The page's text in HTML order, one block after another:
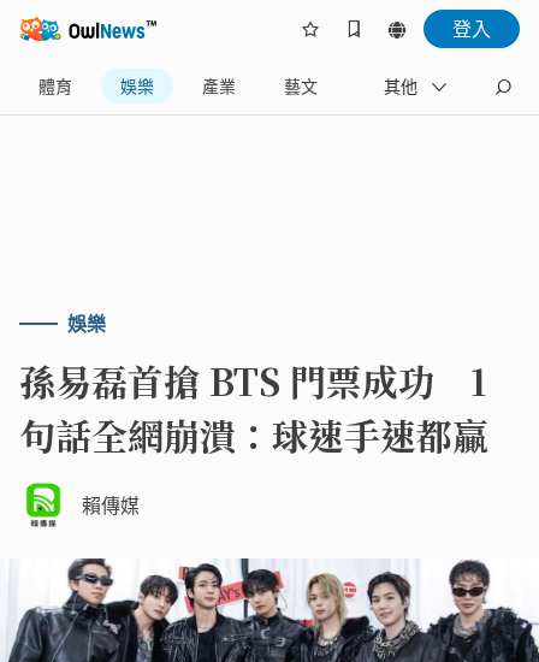
登入
體育 娛樂 產業 藝文 地方
其他
娛樂
孫易磊首搶 BTS 門票成功 1
句話全網崩潰：球速手速都贏
賴傳媒